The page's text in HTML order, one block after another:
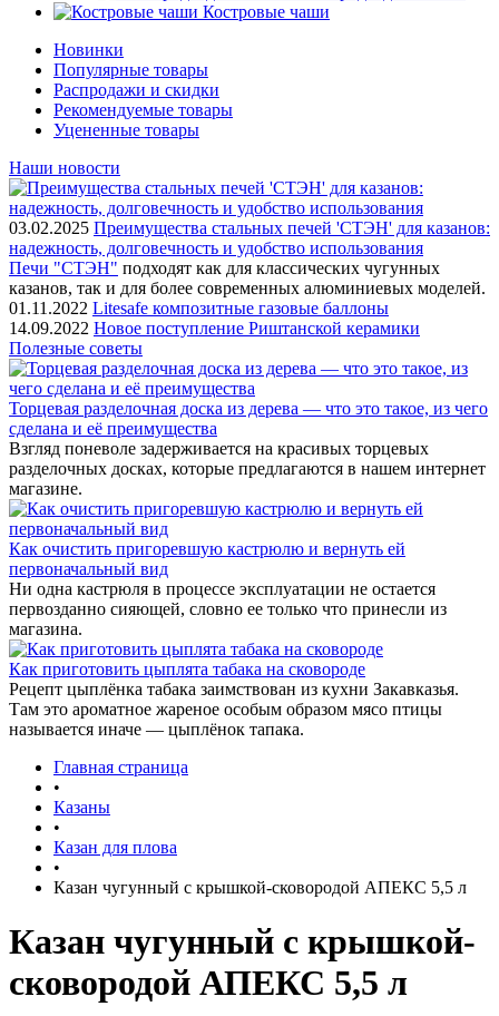
Костровые чаши
Новинки
Популярные товары
Распродажи и скидки
Рекомендуемые товары
Уцененные товары
Наши новости
03.02.2025 Преимущества стальных печей 'СТЭН' для казанов:
надежность, долговечность и удобство использования
Печи "СТЭН" подходят как для классических чугунных
казанов, так и для более современных алюминиевых моделей.
01.11.2022 Litesafe композитные газовые баллоны
14.09.2022 Новое поступление Риштанской керамики
Полезные советы
Торцевая разделочная доска из дерева — что это такое, из чего
сделана и её преимущества
Взгляд поневоле задерживается на красивых торцевых
разделочных досках, которые предлагаются в нашем интернет
магазине.
Как очистить пригоревшую кастрюлю и вернуть ей
первоначальный вид
Ни одна кастрюля в процессе эксплуатации не остается
первозданно сияющей, словно ее только что принесли из
магазина.
Как приготовить цыплята табака на сковороде
Рецепт цыплёнка табака заимствован из кухни Закавказья.
Там это ароматное жареное особым образом мясо птицы
называется иначе — цыплёнок тапака.
Главная страница
•
Казаны
•
Казан для плова
•
Казан чугунный с крышкой-сковородой АПЕКС 5,5 л
Казан чугунный с крышкой-
сковородой АПЕКС 5,5 л